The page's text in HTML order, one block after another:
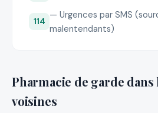
114
— Urgences par SMS
malentendants)
Pharmacie de garde
voisines